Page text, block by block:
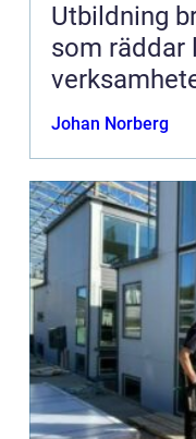
Utbildning
som räddar
Johan Norberg